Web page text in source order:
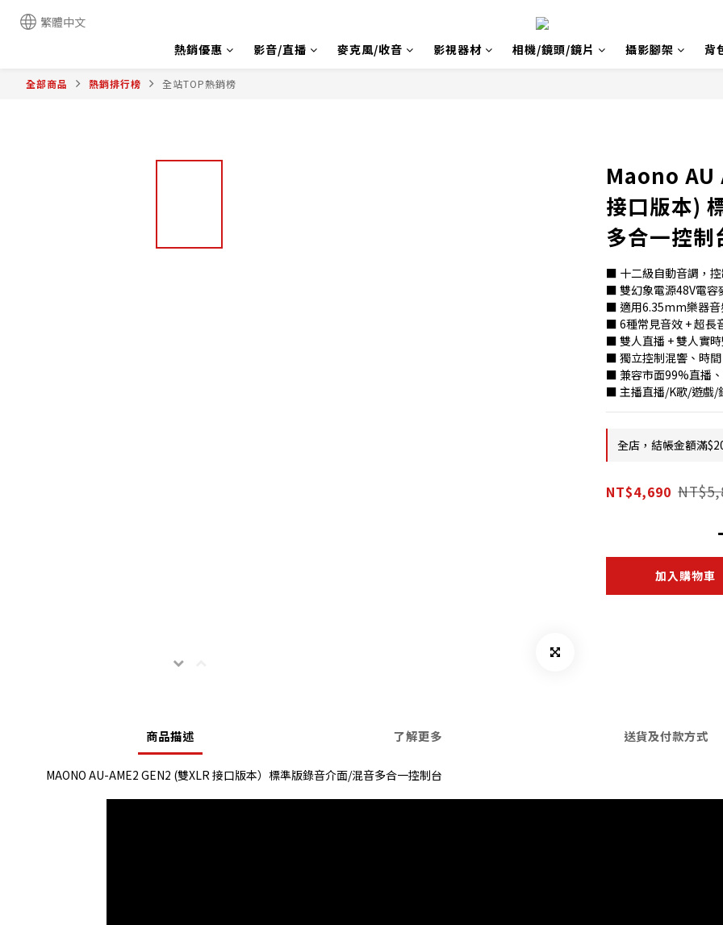
繁體中文
熱銷優惠
影音/直播 麥克風/收音 影視器材 相機/鏡頭/鏡片 攝影腳架 背
全部商品 熱銷排行榜 全站TOP熱銷榜
Maono AU
接口版本)
多合一控制
■ 十二級自動音調，
■ 雙幻象電源48V電容
■ 適用6.35mm樂器音
■ 6種常見音效 + 超長
■ 雙人直播 + 雙人實
■ 獨立控制混響、時
■ 兼容市面99%直播
■ 主播直播/K歌/遊戲/
全店，結帳金額滿
NT$4,690
加入購物車
商品描述 了解更多 送貨及付款方式
MAONO AU-AME2 GEN2 (雙XLR 接口版本）標準版錄音介面/混音多合一控制台